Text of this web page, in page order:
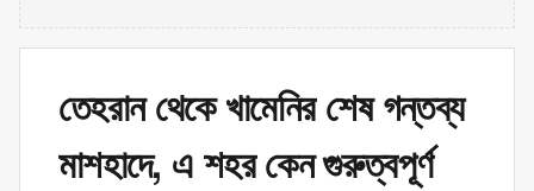
তেহরান থেকে খামেনির শেষ গন্তব্য
মাশহাদে, এ শহর কেন গুরুত্বপূর্ণ